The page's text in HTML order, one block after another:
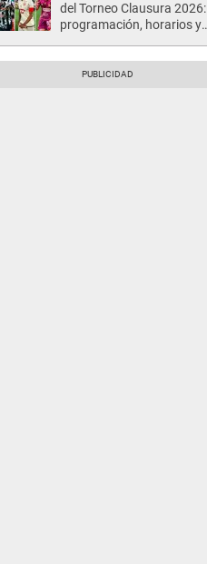
del Torneo Clausura 2026:
programación, horarios y